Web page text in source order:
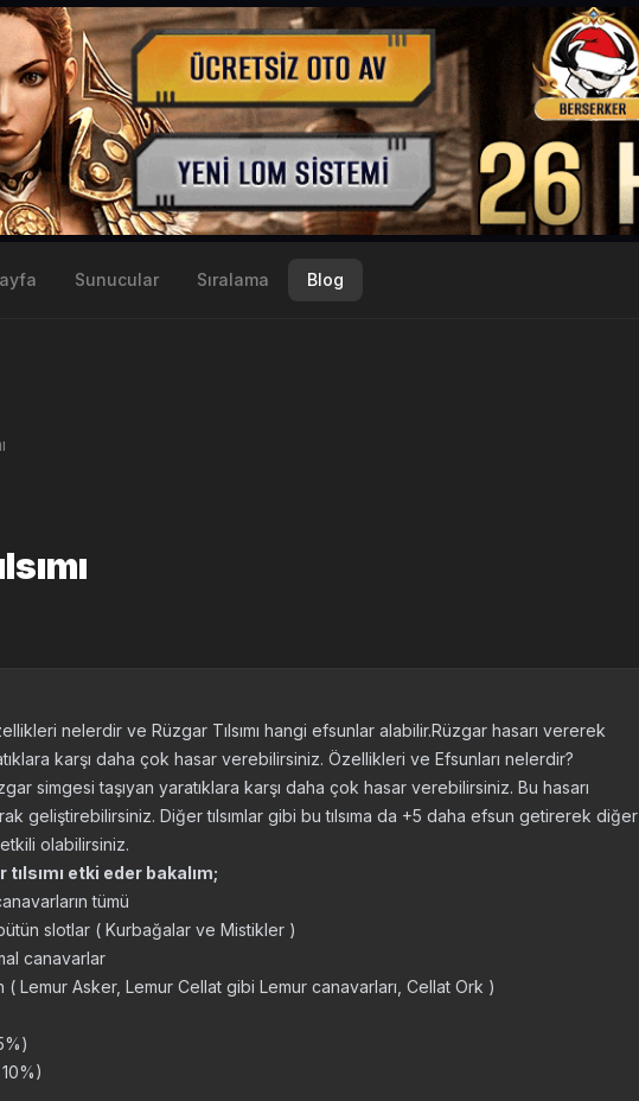
Sunucular Sıralama Blog
nelerdir ve Rüzgar Tılsımı hangi efsunlar alabilir.Rüzgar hasarı vererek
karşı daha çok hasar verebilirsiniz. Özellikleri ve Efsunları nelerdir?
simgesi taşıyan yaratıklara karşı daha çok hasar verebilirsiniz. Bu hasarı
geliştirebilirsiniz. Diğer tılsımlar gibi bu tılsıma da +5 daha efsun getirerek diğer
olabilirsiniz.
etki eder bakalım;
tümü
slotlar ( Kurbağalar ve Mistikler )
canavarlar
( Lemur Asker, Lemur Cellat gibi Lemur canavarları, Cellat Ork )